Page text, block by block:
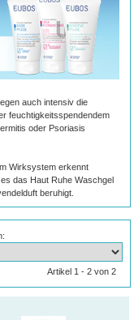
auch intensiv die
feuchtigkeitsspendendem
oder Psoriasis
Wirksystem erkennt
das Haut Ruhe Waschgel
beruhigt.
Artikel 1 - 2 von 2